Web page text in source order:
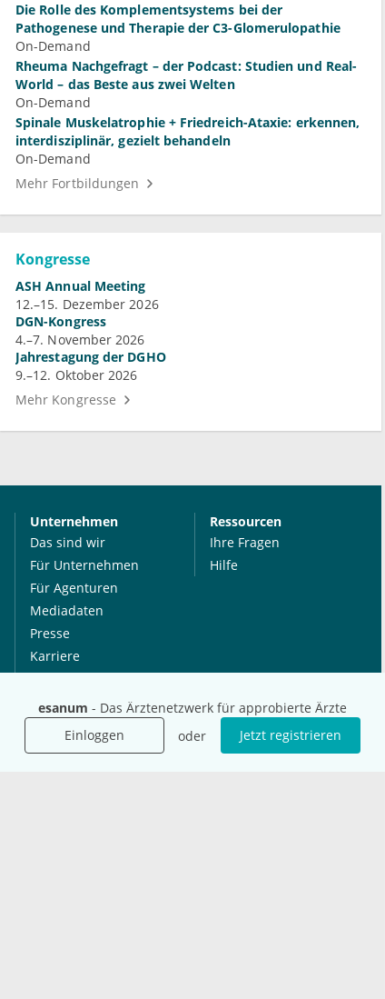
esanum - Das Ärztenetzwerk für approbierte Ärzte
Einloggen
oder Jetzt registrieren
Die Rolle des Komplementsystems bei der
Pathogenese und Therapie der C3-Glomerulopathie
On-Demand
Rheuma Nachgefragt – der Podcast: Studien und Real-
World – das Beste aus zwei Welten
On-Demand
Spinale Muskelatrophie + Friedreich-Ataxie: erkennen,
interdisziplinär, gezielt behandeln
On-Demand
Mehr Fortbildungen
Kongresse
ASH Annual Meeting
12.–15. Dezember 2026
DGN-Kongress
4.–7. November 2026
Jahrestagung der DGHO
9.–12. Oktober 2026
Mehr Kongresse
Unternehmen
Das sind wir
Für Unternehmen
Für Agenturen
Mediadaten
Presse
Karriere
Ressourcen
Ihre Fragen
Hilfe
International
esanum.it
Social Media
Youtube